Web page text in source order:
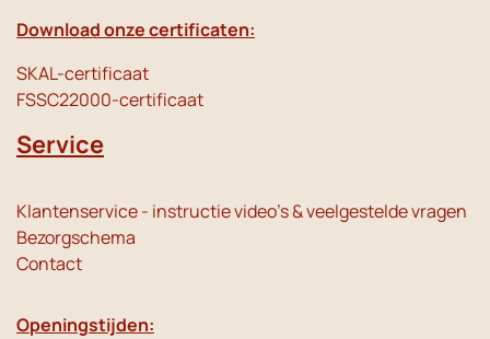
Download onze certificaten:
SKAL-certificaat
FSSC22000-certificaat
Service
Klantenservice - instructie video's & veelgestelde vragen
Bezorgschema
Contact
Openingstijden: